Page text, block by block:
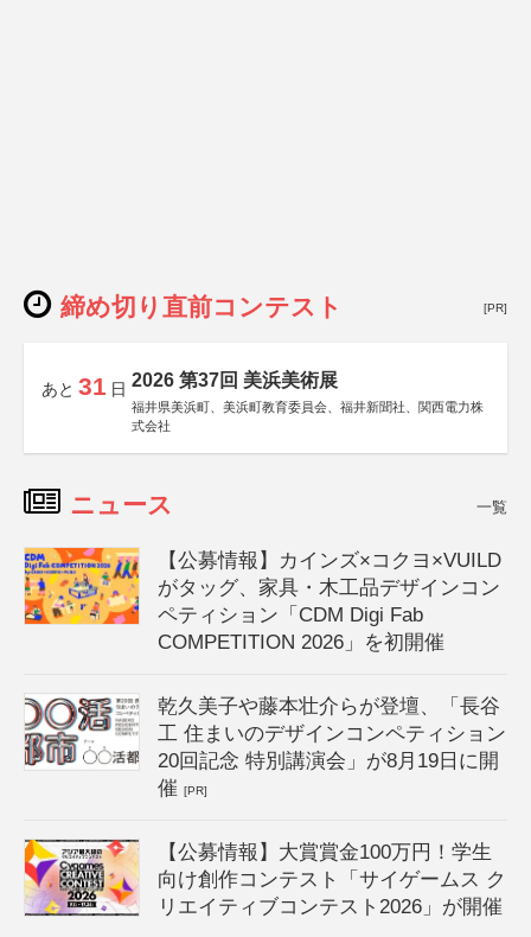
締め切り直前コンテスト [PR]
あと 31 日 2026 第37回 美浜美術展
福井県美浜町、美浜町教育委員会、福井新聞社、関西電力株
式会社
ニュース 一覧
【公募情報】カインズ×コクヨ×VUILD
がタッグ、家具・木工品デザインコン
ペティション「CDM Digi Fab
COMPETITION 2026」を初開催
乾久美子や藤本壮介らが登壇、「長谷
工 住まいのデザインコンペティション
20回記念 特別講演会」が8月19日に開
催[PR]
【公募情報】大賞賞金100万円！学生
向け創作コンテスト「サイゲームス ク
リエイティブコンテスト2026」が開催